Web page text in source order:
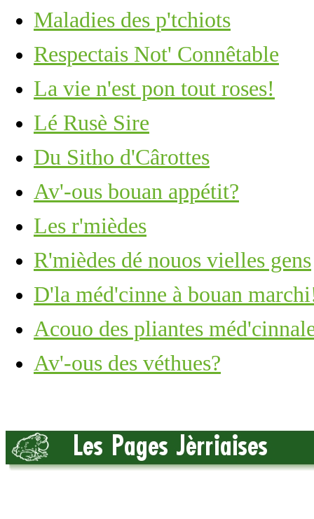
Maladies des p'tchiots
Respectais Not' Connêtable
La vie n'est pon tout roses!
Lé Rusè Sire
Du Sitho d'Cârottes
Av'-ous bouan appétit?
Les r'mièdes
R'mièdes dé nouos vielles gens
D'la méd'cinne à bouan
Acouo des pliantes
Av'-ous des véthues?